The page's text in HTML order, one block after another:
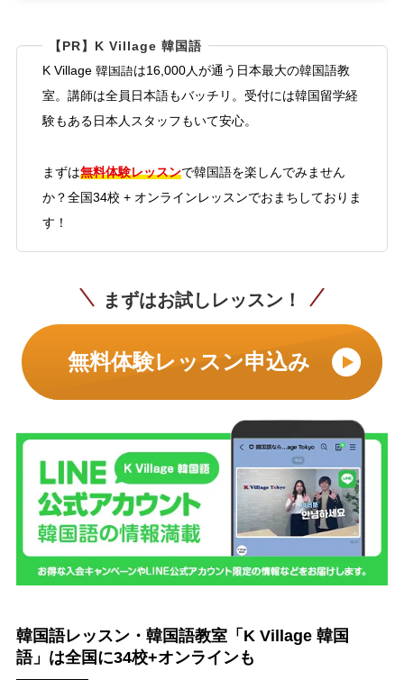
【PR】K Village 韓国語
K Village 韓国語は16,000人が通う日本最大の韓国語教
室。講師は全員日本語もバッチリ。受付には韓国留学経
験もある日本人スタッフもいて安心。
まずは無料体験レッスンで韓国語を楽しんでみません
か？全国34校 + オンラインレッスンでおまちしておりま
す！
まずはお試しレッスン！
無料体験レッスン申込み
韓国語レッスン・韓国語教室「K Village 韓国
語」は全国に34校+オンラインも